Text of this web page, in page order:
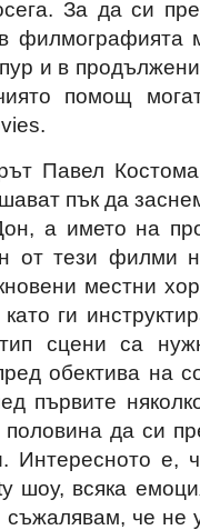
За да си
филмографията
и в
помощ
Павел
пък да
а името на
от тези филми
местни
ги
сцени са
обектива на
първите
да си
Интересното е,
всяка
че не